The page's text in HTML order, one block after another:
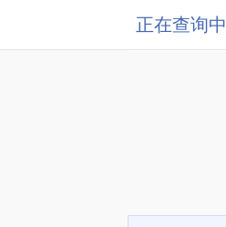
正在查询中